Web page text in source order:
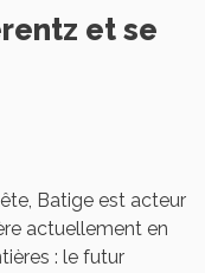
et se
Batige est acteur
actuellement en
: le futur